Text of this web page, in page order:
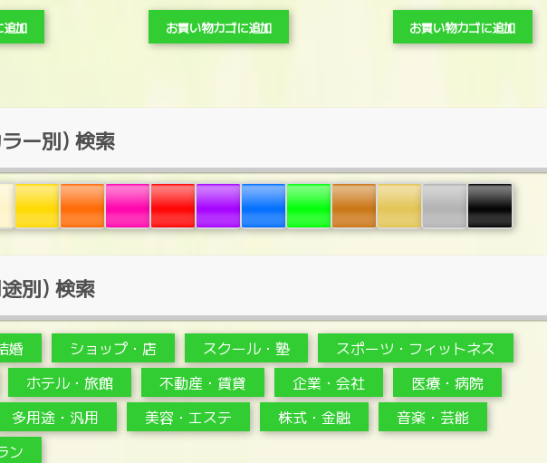
加 お買い物カゴに追加 お買い物カゴに追加
ー別) 検索
別) 検索
婚 ショップ・店 スクール・塾
スポーツ・フィットネス
ホテル・旅館 不動産・賃貸 企業・会社
医療・病院
多用途・汎用 美容・エステ 株式・金融
音楽・芸能
ン